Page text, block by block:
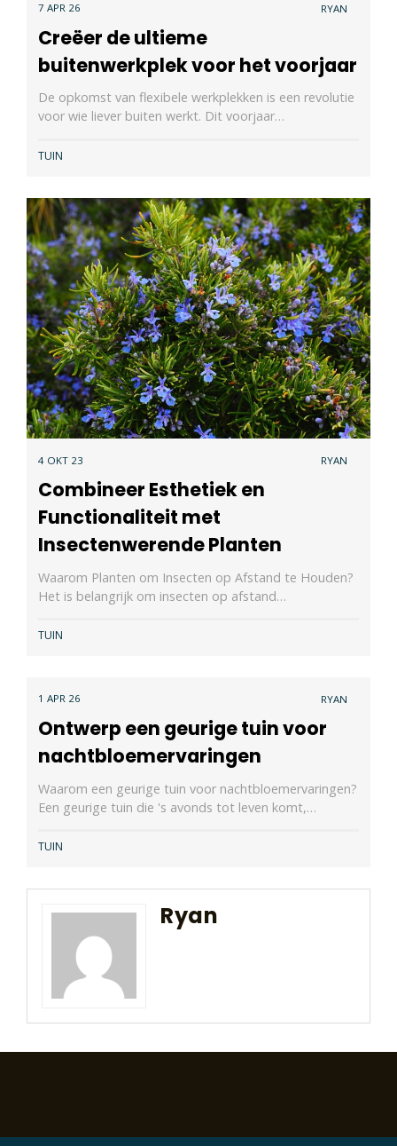
7 APR 26 RYAN
Creëer de ultieme
buitenwerkplek voor het voorjaar
De opkomst van flexibele werkplekken is een revolutie
voor wie liever buiten werkt. Dit voorjaar…
TUIN
4 OKT 23 RYAN
Combineer Esthetiek en
Functionaliteit met
Insectenwerende Planten
Waarom Planten om Insecten op Afstand te Houden?
Het is belangrijk om insecten op afstand…
TUIN
1 APR 26 RYAN
Ontwerp een geurige tuin voor
nachtbloemervaringen
Waarom een geurige tuin voor nachtbloemervaringen?
Een geurige tuin die 's avonds tot leven komt,…
TUIN
Ryan